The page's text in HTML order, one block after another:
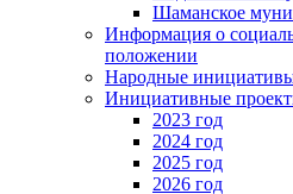
Шаманское
Информация о
положении
Народные
Инициативные
2023 год
2024 год
2025 год
2026 год